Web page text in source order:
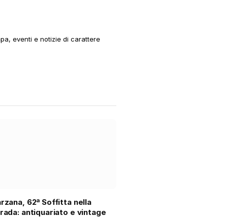
eventi e notizie di carattere
62ª Soffitta nella
antiquariato e vintage